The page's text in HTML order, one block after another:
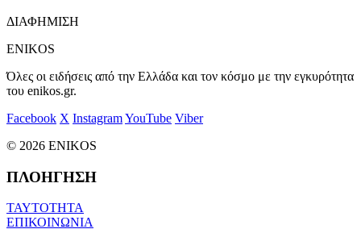
ΔΙΑΦΗΜΙΣΗ
ENIKOS
Όλες οι ειδήσεις από την Ελλάδα και τον κόσμο με την εγκυρότητα
του enikos.gr.
Facebook X InstagramYouTube Viber
© 2026 ENIKOS
ΠΛΟΗΓΗΣΗ
ΤΑΥΤΟΤΗΤΑ
ΕΠΙΚΟΙΝΩΝΙΑ